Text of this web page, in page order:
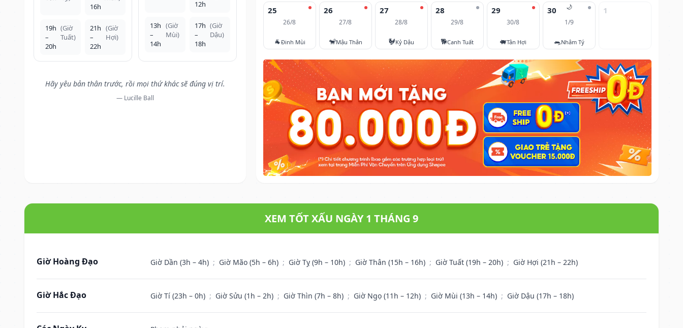
16h
19h
–
20h
(Giờ
Tuất)
21h
–
22h
(Giờ
Hợi)
12h
13h
–
14h
(Giờ
Mùi)
17h
–
18h
(Giờ
Dậu)
Hãy yêu bản thân trước, rồi mọi thứ khác sẽ đúng vị trí.
— Lucille Ball
25
26/8
🐐Đinh Mùi
26
27/8
🐒Mậu Thân
27
28/8
🐓Kỷ Dậu
28
29/8
🐕Canh Tuất
29
30/8
🐖Tân Hợi
🌙
30
1/9
🐀Nhâm Tý
1
XEM TỐT XẤU NGÀY 1 THÁNG 9
Giờ Hoàng Đạo Giờ Dần (3h – 4h) ; Giờ Mão (5h – 6h) ; Giờ Tỵ (9h – 10h) ; Giờ Thân (15h – 16h) ; Giờ Tuất (19h – 20h) ; Giờ Hợi (21h – 22h)
Giờ Hắc Đạo Giờ Tí (23h – 0h) ; Giờ Sửu (1h – 2h) ; Giờ Thìn (7h – 8h) ; Giờ Ngọ (11h – 12h) ; Giờ Mùi (13h – 14h) ; Giờ Dậu (17h – 18h)